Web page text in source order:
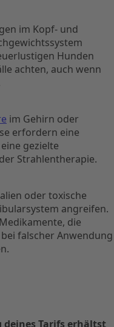
im Kopf- und
Hunden
achten, auch wenn
im Gehirn oder
erfordern eine
gezielte
Strahlentherapie.
oder toxische
angreifen.
die
falscher Anwendung
Tarifs erhältst